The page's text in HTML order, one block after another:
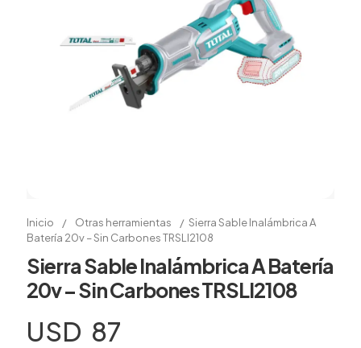
Inicio / Otras herramientas / Sierra Sable Inalámbrica A
Batería 20v – Sin Carbones TRSLI2108
Sierra Sable Inalámbrica A Batería
20v – Sin Carbones TRSLI2108
USD 87